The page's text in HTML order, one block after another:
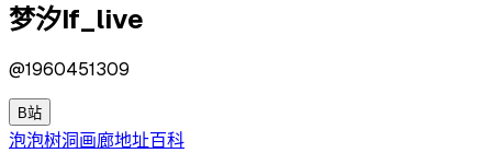
梦汐If_live
@1960451309
B站
泡泡树洞画廊地址百科